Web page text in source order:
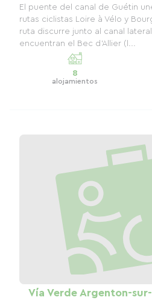
El puente del canal de Guétin
rutas ciclistas Loire à Vélo y
ruta discurre junto al canal
encuentran el Bec d'Allier (l...
8
alojamientos
Vía Verde Argenton-